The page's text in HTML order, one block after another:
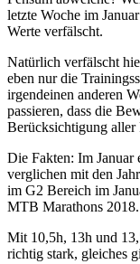
letzte Woche im
Werte verfälscht.
Natürlich verfälscht
eben nur die
irgendeinen anderen
passieren, dass die
Berücksichtigung aller
Die Fakten: Im Januar
verglichen mit den
im G2 Bereich im
MTB Marathons 2018.
Mit 10,5h, 13h und
richtig stark, gleiches